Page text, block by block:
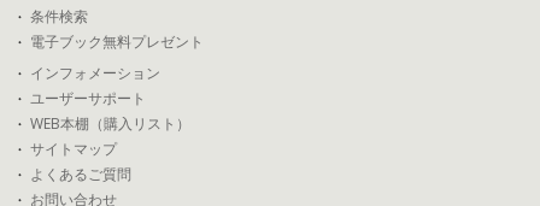
条件検索
電子ブック無料プレゼント
インフォメーション
ユーザーサポート
WEB本棚（購入リスト）
サイトマップ
よくあるご質問
お問い合わせ